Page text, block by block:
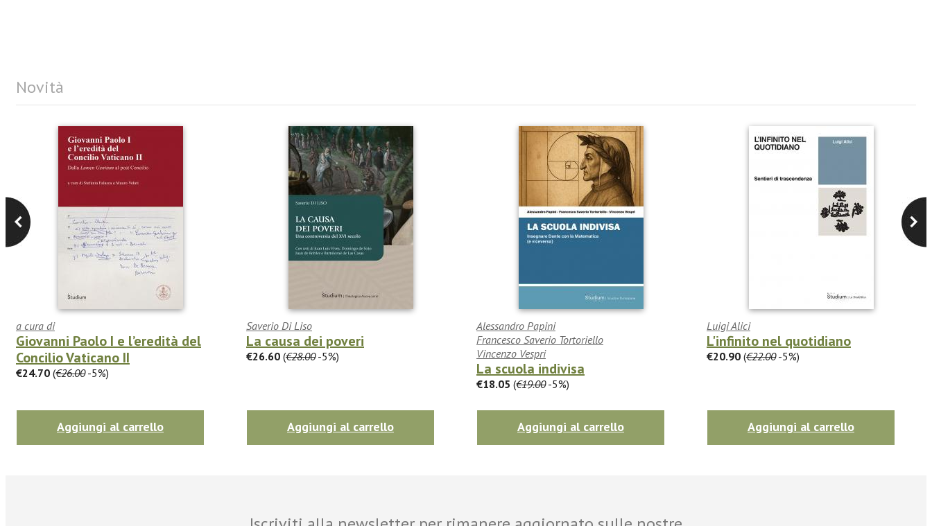
Novità
a cura di
Giovanni Paolo I e l’eredità del
Concilio Vaticano II
€24.70 (€26.00-5%)
Aggiungi al carrello
Saverio Di Liso
La causa dei poveri
€26.60 (€28.00-5%)
Aggiungi al carrello
Alessandro Papini
Francesco Saverio Tortoriello
Vincenzo Vespri
La scuola indivisa
€18.05 (€19.00-5%)
Aggiungi al carrello
Luigi Alici
L'infinito nel quotidiano
€20.90 (€22.00-5%)
Aggiungi al carrello